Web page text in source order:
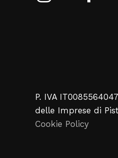
P. IVA
delle Imprese di
Cookie Policy